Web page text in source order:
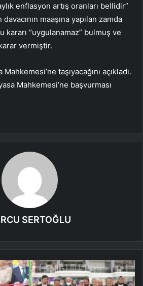
enflasyon artış oranları bellidir”
maaşına yapılan zamda
“uygulanamaz” bulmuş ve
vermiştir.
taşıyacağını açıkladı.
Mahkemesi’ne başvurması
SERTOĞLU